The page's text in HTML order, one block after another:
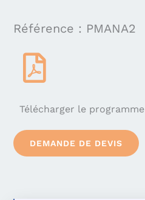
Référence : PMANA2
Télécharger le programme
DEMANDE DE DEVIS